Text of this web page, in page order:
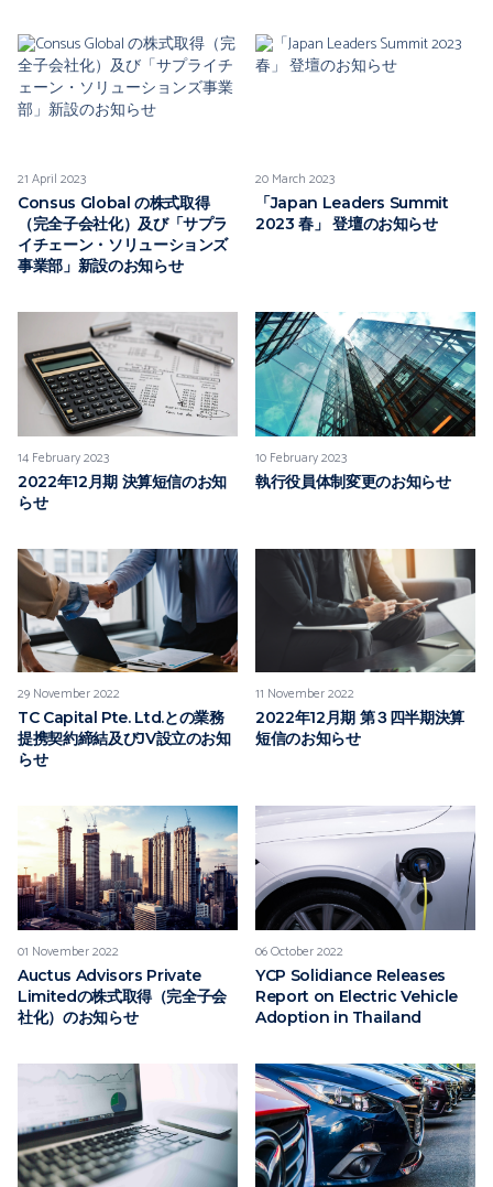
21 April 2023
Consus Global の株式取得
（完全子会社化）及び「サプラ
イチェーン・ソリューションズ
事業部」新設のお知らせ
20 March 2023
「Japan Leaders Summit
2023 春」 登壇のお知らせ
14 February 2023
2022年12月期 決算短信のお知
らせ
10 February 2023
執行役員体制変更のお知らせ
29 November 2022
TC Capital Pte. Ltd.との業務
提携契約締結及びJV設立のお知
らせ
11 November 2022
2022年12月期 第３四半期決算
短信のお知らせ
01 November 2022
Auctus Advisors Private
Limitedの株式取得（完全子会
社化）のお知らせ
06 October 2022
YCP Solidiance Releases
Report on Electric Vehicle
Adoption in Thailand